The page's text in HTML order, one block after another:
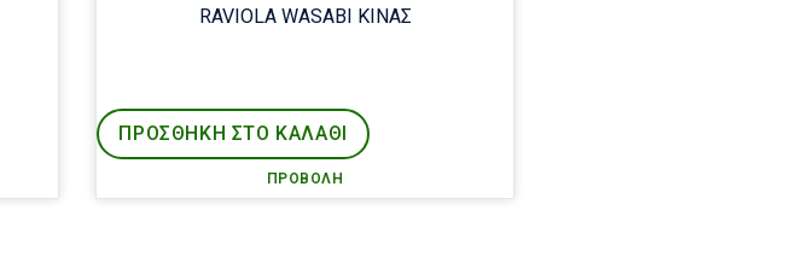
RAVIOLA WASABI ΚΙΝΑΣ
ΠΡΟΒΟΛΉ
ΠΡΟΣΘΉΚΗ ΣΤΟ ΚΑΛΑΘΙ